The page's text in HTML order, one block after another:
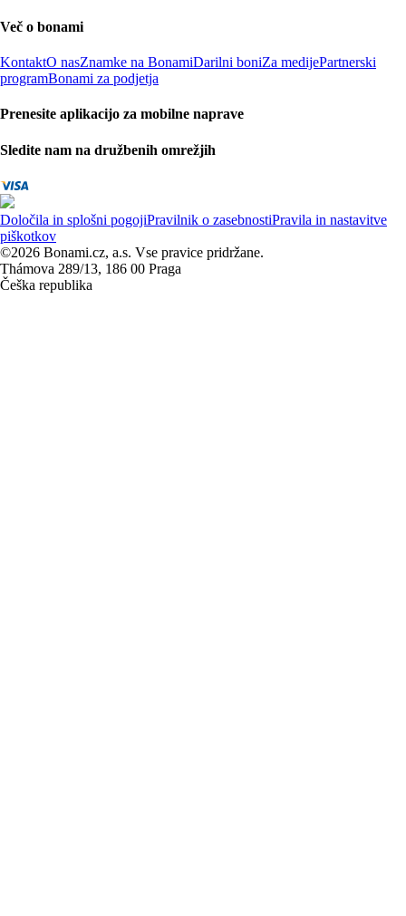
Več o bonami
KontaktO nasZnamke na BonamiDarilni boniZa medijePartnerski
programBonami za podjetja
Prenesite aplikacijo za mobilne naprave
Sledite nam na družbenih omrežjih
Določila in splošni pogojiPravilnik o zasebnostiPravila in nastavitve
piškotkov
©2026 Bonami.cz, a.s. Vse pravice pridržane.
Thámova 289/13, 186 00 Praga
Češka republika